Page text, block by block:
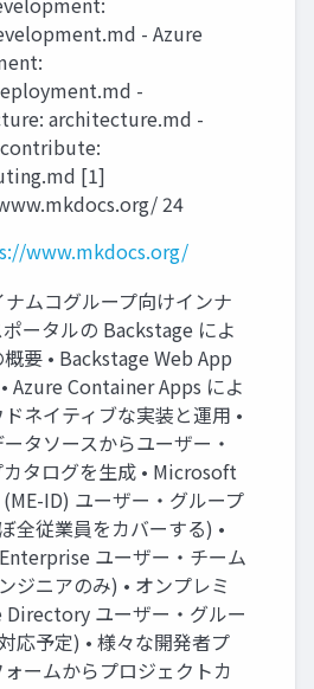
- Azure
-
architecture.md -
[1]
24
www.mkdocs.org/
ムコグループ向けインナ
ータルの Backstage によ
要 • Backstage Web App
Azure Container Apps によ
ネイティブな実装と運用 •
タソースからユーザー・
タログを生成 • Microsoft
ID) ユーザー・グループ
全従業員をカバーする) •
ユーザー・チーム
ジニアのみ) • オンプレミ
Directory ユーザー・グルー
応予定) • 様々な開発者プ
ームからプロジェクトカ